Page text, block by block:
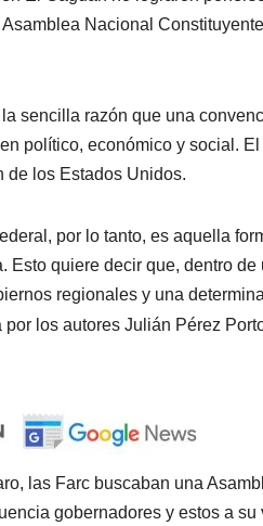
Nacional
sencilla razón que una
político, económico y social.
de los Estados Unidos.
por lo tanto, es aquella
Esto quiere decir que, dentro
regionales y una
los autores Julián Pérez
las Farc buscaban una
gobernadores y estos a